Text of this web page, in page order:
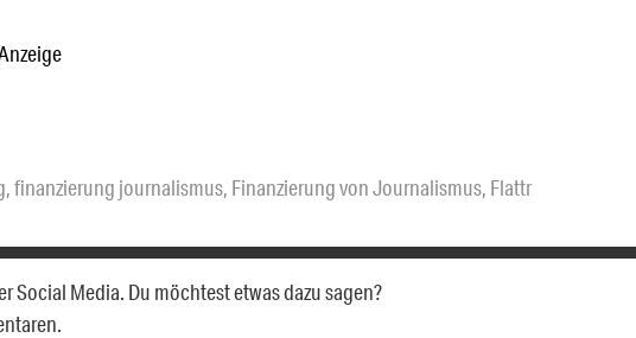
,finanzierung journalismus, Finanzierung von Journalismus, Flattr
Social Media. Du möchtest etwas dazu sagen?